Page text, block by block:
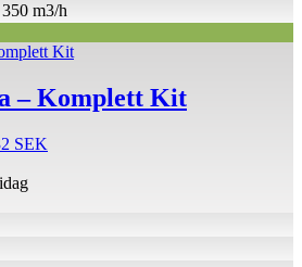
m3/h
– Komplett Kit
SEK